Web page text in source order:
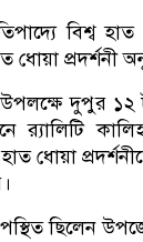
বিশ্ব
ধোয়া প্রদর্শনী
দুপুর ১২
ধোয়া
ছিলেন